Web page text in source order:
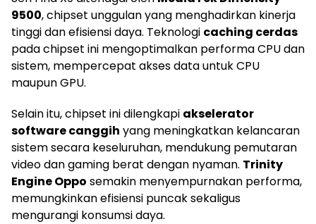
9500, chipset unggulan yang menghadirkan kinerja
tinggi dan efisiensi daya. Teknologi caching cerdas
pada chipset ini mengoptimalkan performa CPU dan
sistem, mempercepat akses data untuk CPU
maupun GPU.
Selain itu, chipset ini dilengkapi akselerator
software canggih yang meningkatkan kelancaran
sistem secara keseluruhan, mendukung pemutaran
video dan gaming berat dengan nyaman. Trinity
Engine Oppo semakin menyempurnakan performa,
memungkinkan efisiensi puncak sekaligus
mengurangi konsumsi daya.